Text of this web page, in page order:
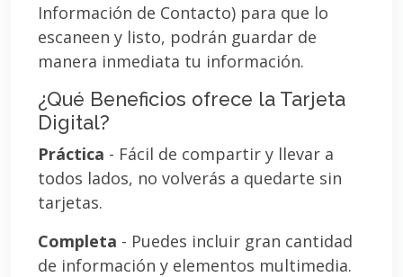
Información de Contacto) para que lo
escaneen y listo, podrán guardar de
manera inmediata tu información.
¿Qué Beneficios ofrece la Tarjeta
Digital?
Práctica - Fácil de compartir y llevar a
todos lados, no volverás a quedarte sin
tarjetas.
Completa - Puedes incluir gran cantidad
de información y elementos multimedia.